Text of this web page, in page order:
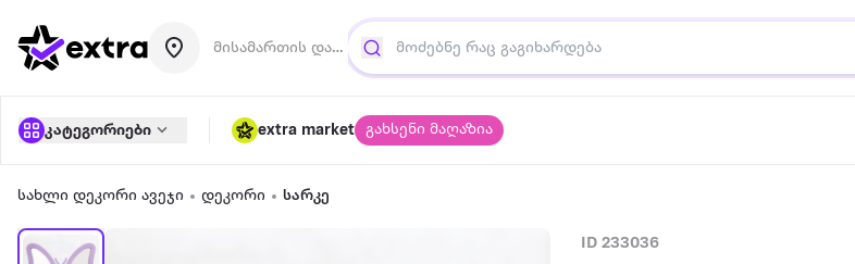
მისამართის დამატება
კატეგორიები extra market გახსენი მაღაზია
სახლი დეკორი ავეჯი დეკორი სარკე
ID 233036